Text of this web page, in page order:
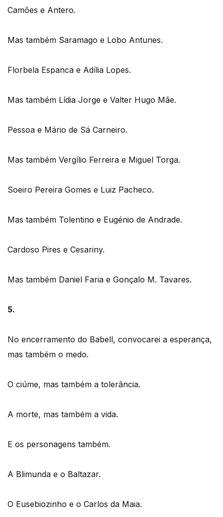
Camões e Antero.
Mas também Saramago e Lobo Antunes.
Florbela Espanca e Adília Lopes.
Mas também Lídia Jorge e Valter Hugo Mãe.
Pessoa e Mário de Sá Carneiro.
Mas também Vergílio Ferreira e Miguel Torga.
Soeiro Pereira Gomes e Luiz Pacheco.
Mas também Tolentino e Eugénio de Andrade.
Cardoso Pires e Cesariny.
Mas também Daniel Faria e Gonçalo M. Tavares.
5.
No encerramento do Babell, convocarei a esperança,
mas também o medo.
O ciúme, mas também a tolerância.
A morte, mas também a vida.
E os personagens também.
A Blimunda e o Baltazar.
O Eusebiozinho e o Carlos da Maia.